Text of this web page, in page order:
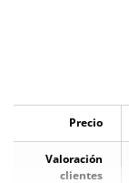
Producto
original
¿Cuándo lo
recibo?
Precio
Valoración
clientes